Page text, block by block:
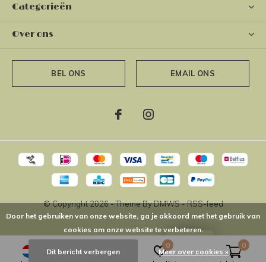
Categorieën
Over ons
BEL ONS EMAIL ONS
© Copyright2026- Theme ByDMWS-RSS-feed
0 0
Door het gebruiken van onze website, ga je akkoord met het gebruik van
cookies om onze website te verbeteren.
Dit bericht verbergen Meer over cookies »
LOYALTY